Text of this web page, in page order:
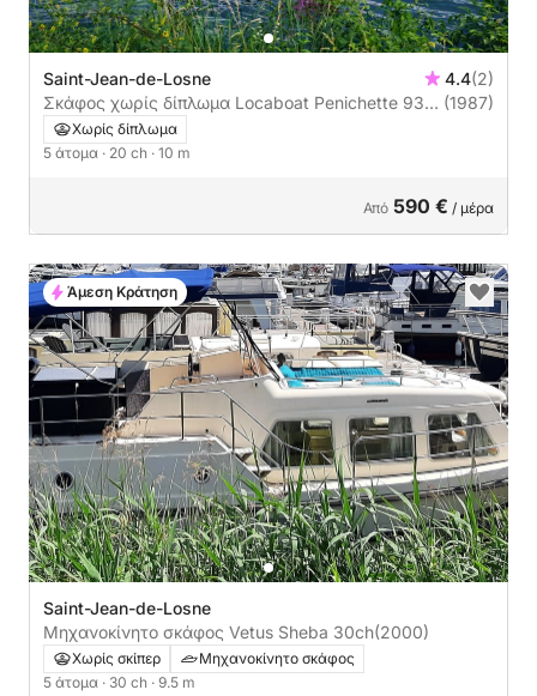
Saint-Jean-de-Losne 4.4(2)
Σκάφος χωρίς δίπλωμα Locaboat Penichette 930
20ch
(1987)
Χωρίς δίπλωμα
5 άτομα · 20 ch · 10 m
Από 590 € / μέρα
Saint-Jean-de-Losne
Μηχανοκίνητο σκάφος Vetus Sheba 30ch(2000)
Χωρίς σκίπερ
Μηχανοκίνητο σκάφος
5 άτομα · 30 ch · 9.5 m
Άμεση Κράτηση